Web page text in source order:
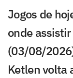
Jogos de
onde
(03/08/
Ketlen volta